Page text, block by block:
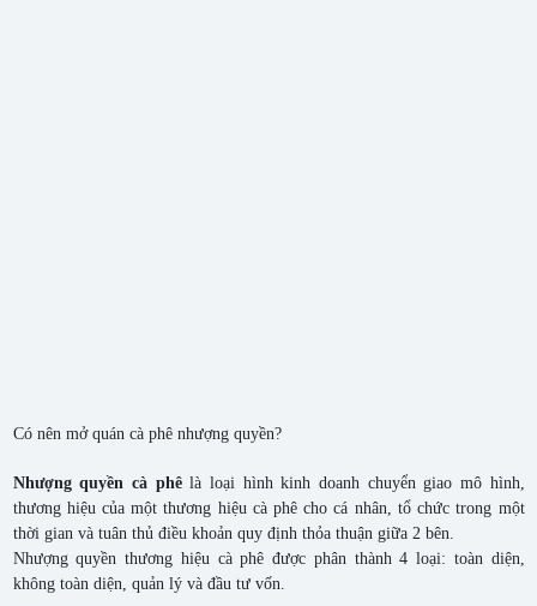
Có nên mở quán cà phê nhượng quyền?
Nhượng quyền cà phêlà loại hình kinh doanh chuyển giao mô hình,
thương hiệu của một thương hiệu cà phê cho cá nhân, tổ chức trong một
thời gian và tuân thủ điều khoản quy định thỏa thuận giữa 2 bên.
Nhượng quyền thương hiệu cà phê được phân thành 4 loại: toàn diện,
không toàn diện, quản lý và đầu tư vốn.